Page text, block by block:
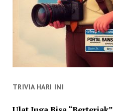
TRIVIA HARI INI